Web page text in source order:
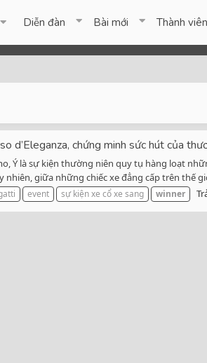
Diễn đàn Bài mới Thành viên
d’Eleganza, chứng minh sức hút của
Ý là sự kiện thường niên quy tụ hàng loạt
nhiên, giữa những chiếc xe đẳng cấp trên thế
event sự kiện xe cổ xe sang winner